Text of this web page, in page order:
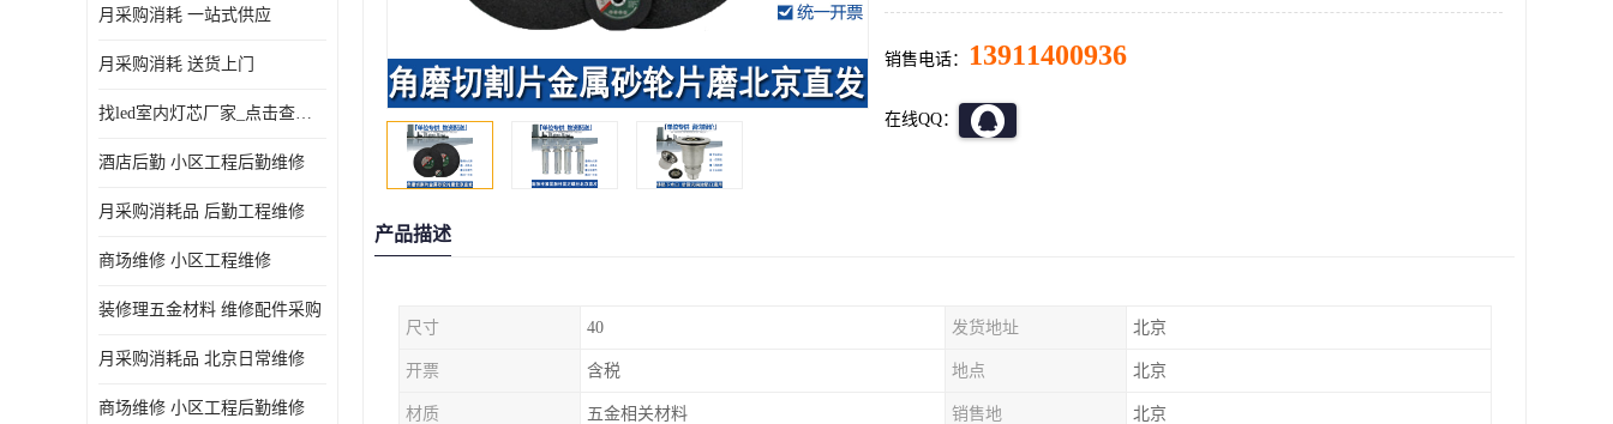
月采购消耗 一站式供应
月采购消耗 送货上门
找led室内灯芯厂家_点击查看更多
酒店后勤 小区工程后勤维修
月采购消耗品 后勤工程维修
商场维修 小区工程维修
装修理五金材料 维修配件采购
月采购消耗品 北京日常维修
商场维修 小区工程后勤维修
销售电话： 13911400936
在线QQ：
产品描述
尺寸 40 发货地址 北京
开票 含税 地点 北京
材质 五金相关材料 销售地 北京